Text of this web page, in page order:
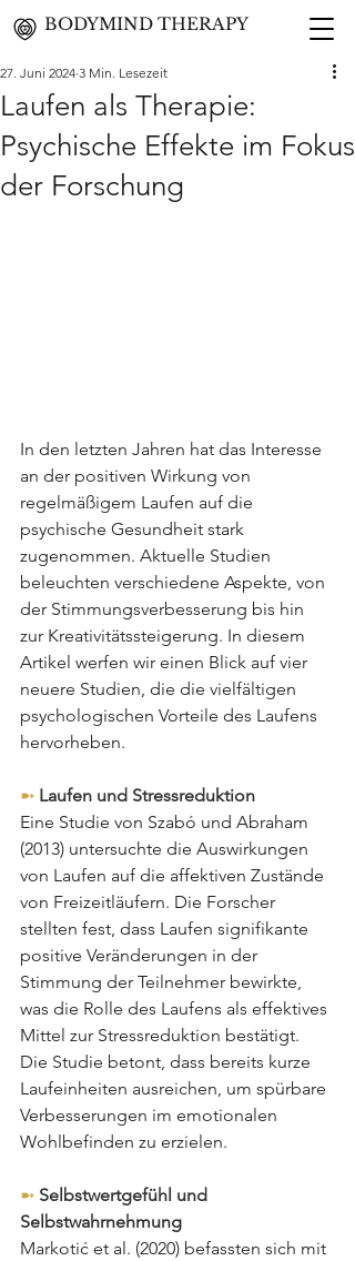
BODYMIND THERAPY
Laufen als Therapie:
Psychische Effekte im Fokus
der Forschung
27. Juni 2024 3 Min. Lesezeit
In den letzten Jahren hat das Interesse
an der positiven Wirkung von
regelmäßigem Laufen auf die
psychische Gesundheit stark
zugenommen. Aktuelle Studien
beleuchten verschiedene Aspekte, von
der Stimmungsverbesserung bis hin
zur Kreativitätssteigerung. In diesem
Artikel werfen wir einen Blick auf vier
neuere Studien, die die vielfältigen
psychologischen Vorteile des Laufens
hervorheben.
➼ Laufen und Stressreduktion
Eine Studie von Szabó und Abraham
(2013) untersuchte die Auswirkungen
von Laufen auf die affektiven Zustände
von Freizeitläufern. Die Forscher
stellten fest, dass Laufen signifikante
positive Veränderungen in der
Stimmung der Teilnehmer bewirkte,
was die Rolle des Laufens als effektives
Mittel zur Stressreduktion bestätigt.
Die Studie betont, dass bereits kurze
Laufeinheiten ausreichen, um spürbare
Verbesserungen im emotionalen
Wohlbefinden zu erzielen.
➼ Selbstwertgefühl und
Selbstwahrnehmung
Markotić et al. (2020) befassten sich mit